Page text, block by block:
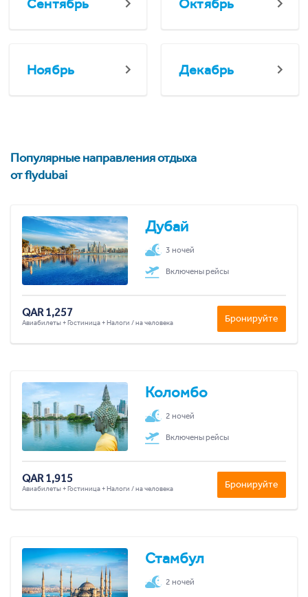
Ноябрь Декабрь
Популярные направления отдыха
от flydubai
Дубай
3 ночей
Включены рейсы
QAR 1,257
Авиабилеты + Гостиница + Налоги / на человека Бронируйте
Коломбо
2 ночей
Включены рейсы
QAR 1,915
Авиабилеты + Гостиница + Налоги / на человека Бронируйте
Стамбул
2 ночей